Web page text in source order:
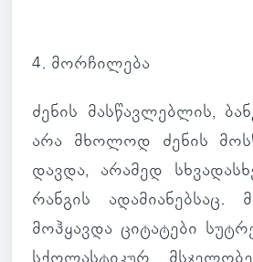
4. მორ­ჩი­ლება
ძენის მას­წავ­ლებ­ლის,
არა მხო­ლოდ ძენის
დავდა, არა­მედ
რან­გის ადა­მი­ა­ნებ­საც.
მოჰ­ყავდა ცი­ტა­ტები
სქო­ლას­ტი­კურ